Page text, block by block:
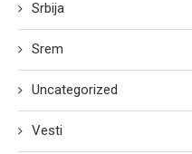
Srbija
Srem
Uncategorized
Vesti